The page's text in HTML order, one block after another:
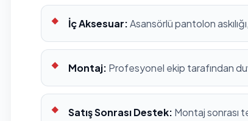
İç Aksesuar:Asansörlü pantolon
Montaj: Profesyonel ekip tarafından
Satış Sonrası Destek: Montaj sonrası